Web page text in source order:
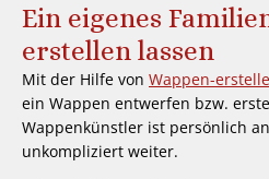
Ein eigenes
erstellen lassen
Mit der Hilfe von Wappen-
ein Wappen entwerfen bzw.
Wappenkünstler ist persönlich
unkompliziert weiter.